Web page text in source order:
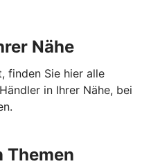
Nähe
finden Sie hier alle
in Ihrer Nähe, bei
Themen